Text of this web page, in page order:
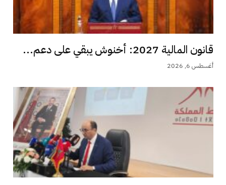
قانون المالية 2027: أخنوش يبقي على دعم...
أغسطس 6, 2026